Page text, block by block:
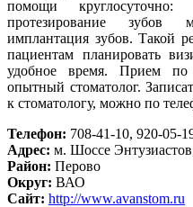
помощи
протезирование зубов
имплантация зубов. Такой
пациентам планировать
удобное время. Прием по
опытный стоматолог.
к стоматологу, можно по
Телефон: 708-41-10, 920-05-
Адрес: м. Шоссе
Район: Перово
Округ: ВАО
Сайт: http://www.avanstom.ru